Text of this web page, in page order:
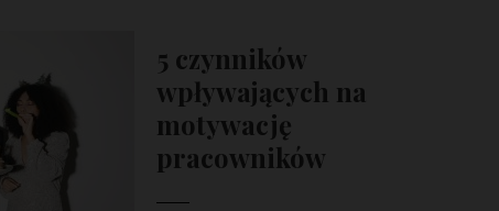
5 czynników
wpływających na
motywację
pracowników